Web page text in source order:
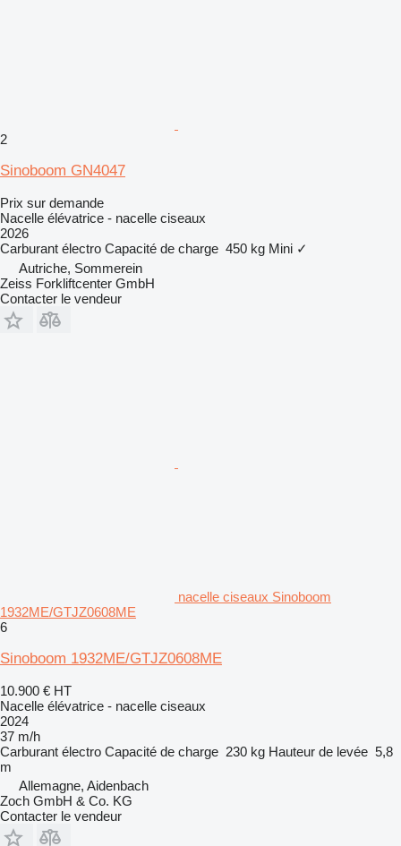
2
Sinoboom GN4047
Prix sur demande
Nacelle élévatrice - nacelle ciseaux
2026
Carburant électro Capacité de charge 450 kg Mini ✓
Autriche, Sommerein
Zeiss Forkliftcenter GmbH
Contacter le vendeur
nacelle ciseaux Sinoboom
1932ME/GTJZ0608ME
6
Sinoboom 1932ME/GTJZ0608ME
10.900 € HT
Nacelle élévatrice - nacelle ciseaux
2024
37 m/h
Carburant électro Capacité de charge 230 kg Hauteur de levée 5,8
m
Allemagne, Aidenbach
Zoch GmbH & Co. KG
Contacter le vendeur